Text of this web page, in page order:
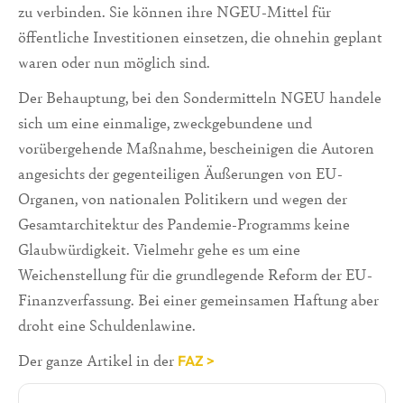
zu verbinden. Sie können ihre NGEU-Mittel für
öffentliche Investitionen einsetzen, die ohnehin geplant
waren oder nun möglich sind.
Der Behauptung, bei den Sondermitteln NGEU handele
sich um eine einmalige, zweckgebundene und
vorübergehende Maßnahme, bescheinigen die Autoren
angesichts der gegenteiligen Äußerungen von EU-
Organen, von nationalen Politikern und wegen der
Gesamtarchitektur des Pandemie-Programms keine
Glaubwürdigkeit. Vielmehr gehe es um eine
Weichenstellung für die grundlegende Reform der EU-
Finanzverfassung. Bei einer gemeinsamen Haftung aber
droht eine Schuldenlawine.
Der ganze Artikel in der FAZ >